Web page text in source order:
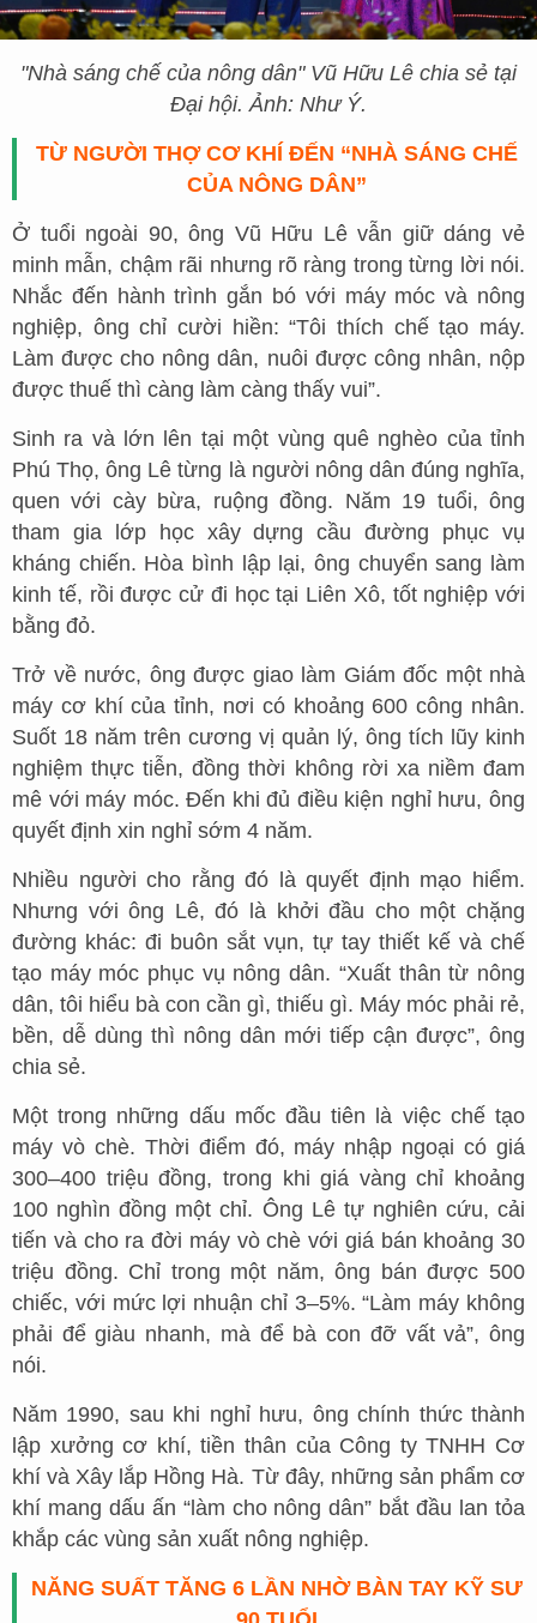
"Nhà sáng chế của nông dân" Vũ Hữu Lê chia sẻ tại
Đại hội. Ảnh: Như Ý.
TỪ NGƯỜI THỢ CƠ KHÍ ĐẾN “NHÀ SÁNG CHẾ
CỦA NÔNG DÂN”
Ở tuổi ngoài 90, ông Vũ Hữu Lê vẫn giữ dáng vẻ
minh mẫn, chậm rãi nhưng rõ ràng trong từng lời nói.
Nhắc đến hành trình gắn bó với máy móc và nông
nghiệp, ông chỉ cười hiền: “Tôi thích chế tạo máy.
Làm được cho nông dân, nuôi được công nhân, nộp
được thuế thì càng làm càng thấy vui”.
Sinh ra và lớn lên tại một vùng quê nghèo của tỉnh
Phú Thọ, ông Lê từng là người nông dân đúng nghĩa,
quen với cày bừa, ruộng đồng. Năm 19 tuổi, ông
tham gia lớp học xây dựng cầu đường phục vụ
kháng chiến. Hòa bình lập lại, ông chuyển sang làm
kinh tế, rồi được cử đi học tại Liên Xô, tốt nghiệp với
bằng đỏ.
Trở về nước, ông được giao làm Giám đốc một nhà
máy cơ khí của tỉnh, nơi có khoảng 600 công nhân.
Suốt 18 năm trên cương vị quản lý, ông tích lũy kinh
nghiệm thực tiễn, đồng thời không rời xa niềm đam
mê với máy móc. Đến khi đủ điều kiện nghỉ hưu, ông
quyết định xin nghỉ sớm 4 năm.
Nhiều người cho rằng đó là quyết định mạo hiểm.
Nhưng với ông Lê, đó là khởi đầu cho một chặng
đường khác: đi buôn sắt vụn, tự tay thiết kế và chế
tạo máy móc phục vụ nông dân. “Xuất thân từ nông
dân, tôi hiểu bà con cần gì, thiếu gì. Máy móc phải rẻ,
bền, dễ dùng thì nông dân mới tiếp cận được”, ông
chia sẻ.
Một trong những dấu mốc đầu tiên là việc chế tạo
máy vò chè. Thời điểm đó, máy nhập ngoại có giá
300–400 triệu đồng, trong khi giá vàng chỉ khoảng
100 nghìn đồng một chỉ. Ông Lê tự nghiên cứu, cải
tiến và cho ra đời máy vò chè với giá bán khoảng 30
triệu đồng. Chỉ trong một năm, ông bán được 500
chiếc, với mức lợi nhuận chỉ 3–5%. “Làm máy không
phải để giàu nhanh, mà để bà con đỡ vất vả”, ông
nói.
Năm 1990, sau khi nghỉ hưu, ông chính thức thành
lập xưởng cơ khí, tiền thân của Công ty TNHH Cơ
khí và Xây lắp Hồng Hà. Từ đây, những sản phẩm cơ
khí mang dấu ấn “làm cho nông dân” bắt đầu lan tỏa
khắp các vùng sản xuất nông nghiệp.
NĂNG SUẤT TĂNG 6 LẦN NHỜ BÀN TAY KỸ SƯ